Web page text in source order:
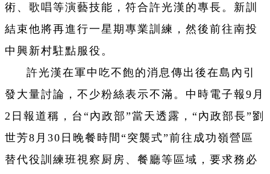
術、歌唱等演藝技能，符合許光漢的專長。新訓
結束他將再進行一星期專業訓練，然後前往南投
中興新村駐點服役。
許光漢在軍中吃不飽的消息傳出後在島內引
發大量討論，不少粉絲表示不滿。中時電子報9月
2日報道稱，台“內政部”當天透露，“內政部長”劉
世芳8月30日晚餐時間“突襲式”前往成功嶺營區
替代役訓練班視察厨房、餐廳等區域，要求務必